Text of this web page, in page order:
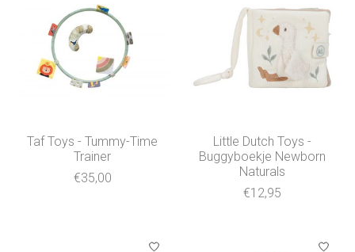
Taf Toys - Tummy-Time
Trainer
€35,00
Little Dutch Toys -
Buggyboekje Newborn
Naturals
€12,95